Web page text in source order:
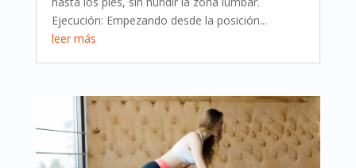
Ejecución: Empezando desde la posición...
leer más